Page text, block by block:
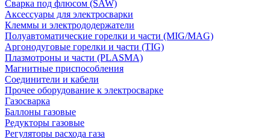
Сварка под флюсом (SAW)
Аксессуары для электросварки
Клеммы и электрододержатели
Полуавтоматические горелки и части (MIG/MAG)
Аргонодуговые горелки и части (TIG)
Плазмотроны и части (PLASMA)
Магнитные приспособления
Соединители и кабели
Прочее оборудование к электросварке
Газосварка
Баллоны газовые
Редукторы газовые
Регуляторы расхода газа